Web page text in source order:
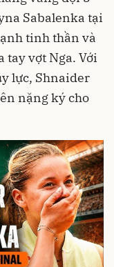
Sabalenka tại
tinh thần và
tay vợt Nga. Với
lực, Shnaider
nặng ký cho